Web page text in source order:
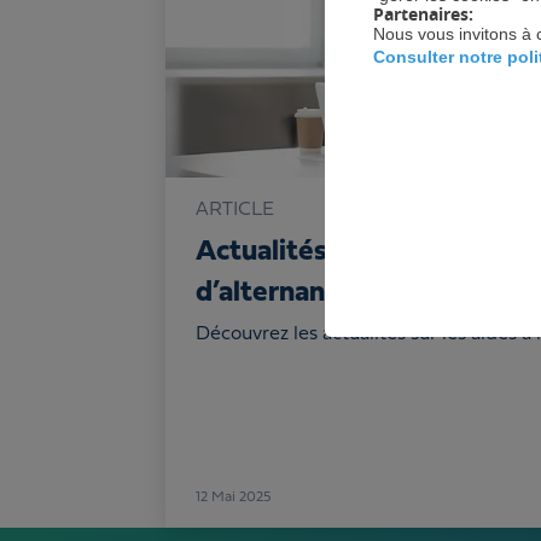
ARTICLE
Actualités sur les aides à
d’alternants
Découvrez les actualités sur les aides
12 Mai 2025
Partenaires:
Nous vous invitons à
Consulter notre